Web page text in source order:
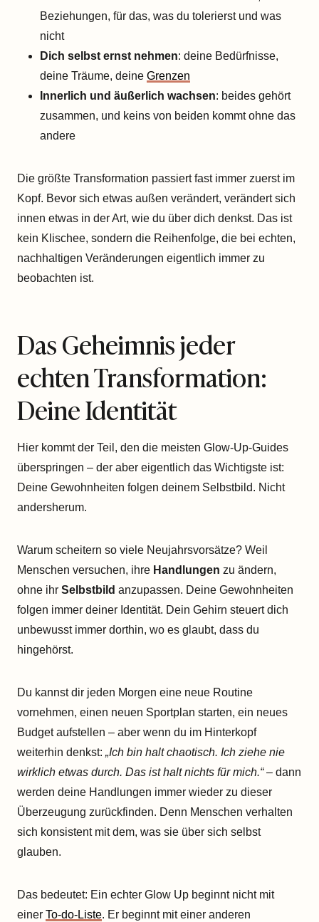
Beziehungen, für das, was du tolerierst und was
nicht
Dich selbst ernst nehmen: deine Bedürfnisse,
deine Träume, deine Grenzen
Innerlich und äußerlich wachsen: beides gehört
zusammen, und keins von beiden kommt ohne das
andere
Die größte Transformation passiert fast immer zuerst im
Kopf. Bevor sich etwas außen verändert, verändert sich
innen etwas in der Art, wie du über dich denkst. Das ist
kein Klischee, sondern die Reihenfolge, die bei echten,
nachhaltigen Veränderungen eigentlich immer zu
beobachten ist.
Das Geheimnis jeder
echten Transformation:
Deine Identität
Hier kommt der Teil, den die meisten Glow-Up-Guides
überspringen – der aber eigentlich das Wichtigste ist:
Deine Gewohnheiten folgen deinem Selbstbild. Nicht
andersherum.
Warum scheitern so viele Neujahrsvorsätze? Weil
Menschen versuchen, ihre Handlungen zu ändern,
ohne ihr Selbstbild anzupassen. Deine Gewohnheiten
folgen immer deiner Identität. Dein Gehirn steuert dich
unbewusst immer dorthin, wo es glaubt, dass du
hingehörst.
Du kannst dir jeden Morgen eine neue Routine
vornehmen, einen neuen Sportplan starten, ein neues
Budget aufstellen – aber wenn du im Hinterkopf
weiterhin denkst: „Ich bin halt chaotisch. Ich ziehe nie
wirklich etwas durch. Das ist halt nichts für mich.“– dann
werden deine Handlungen immer wieder zu dieser
Überzeugung zurückfinden. Denn Menschen verhalten
sich konsistent mit dem, was sie über sich selbst
glauben.
Das bedeutet: Ein echter Glow Up beginnt nicht mit
einer To-do-Liste. Er beginnt mit einer anderen